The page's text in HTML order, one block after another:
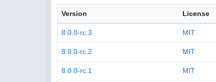
Version License
8.0.0-rc.3 MIT
8.0.0-rc.2 MIT
8.0.0-rc.1 MIT